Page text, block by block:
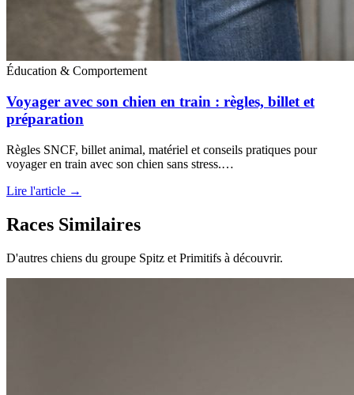
Éducation & Comportement
Voyager avec son chien en train : règles, billet et
préparation
Règles SNCF, billet animal, matériel et conseils pratiques pour
voyager en train avec son chien sans stress.…
Lire l'article →
Races Similaires
D'autres chiens du groupe Spitz et Primitifs à découvrir.